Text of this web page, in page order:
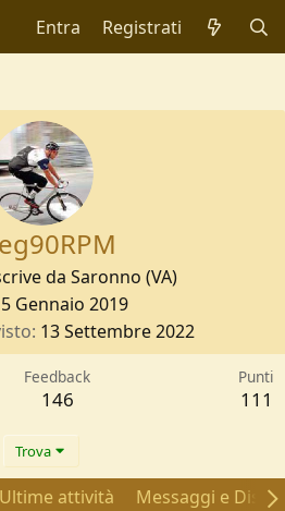
Entra Registrati
da Saronno (VA)
Gennaio 2019
13 Settembre 2022
Feedback
146
Punti
111
Trova
Ultime attività Messaggi e